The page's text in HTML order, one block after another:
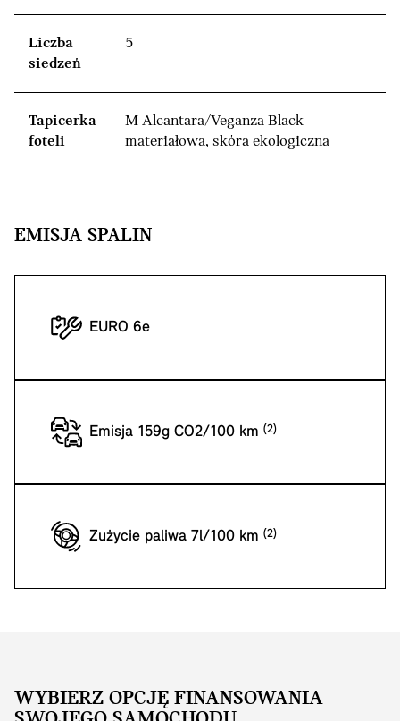
Liczba
siedzeń
5
Tapicerka
foteli
M Alcantara/Veganza Black
materiałowa, skóra ekologiczna
EMISJA SPALIN
EURO 6e
Emisja 159g CO2/100 km
Zużycie paliwa 7l/100 km
WYBIERZ OPCJĘ FINANSOWANIA